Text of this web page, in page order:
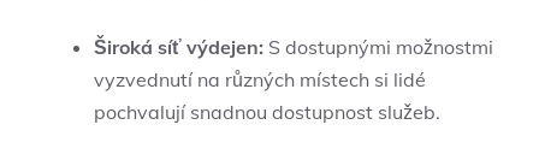
Široká síť výdejen: S dostupnými možnostmi
vyzvednutí na různých místech si lidé
pochvalují snadnou dostupnost služeb.